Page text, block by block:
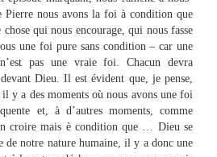
Pierre nous avons la foi à condition que
qui nous encourage, qui nous fasse
une foi pure sans condition – car une
pas une vraie foi. Chacun devra
Dieu. Il est évident que, je pense,
y a des moments où nous avons une foi
et, à d’autres moments, comme
croire mais è condition que … Dieu se
de notre nature humaine, il y a donc une